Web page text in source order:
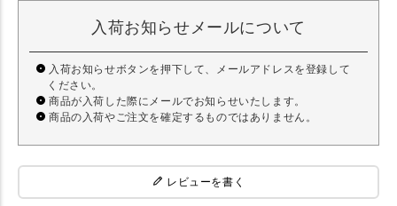
入荷お知らせメールについて
入荷お知らせボタンを押下して、メールアドレスを登録して
ください。
商品が入荷した際にメールでお知らせいたします。
商品の入荷やご注文を確定するものではありません。
レビューを書く